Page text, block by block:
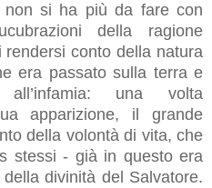
non si ha più da fare con
della ragione
conto della natura
era passato sulla terra e
una volta
apparizione, il grande
della volontà di vita, che
stessi - già in questo era
divinità del Salvatore.